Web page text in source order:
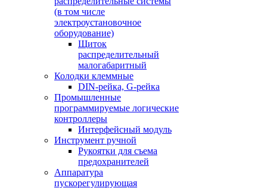
(в том числе
электроустановочное
оборудование)
Щиток
распределительный
малогабаритный
Колодки клеммные
DIN-рейка, G-рейка
Промышленные
программируемые логические
контроллеры
Интерфейсный модуль
Инструмент ручной
Рукоятки для съема
предохранителей
Аппаратура
пускорегулирующая